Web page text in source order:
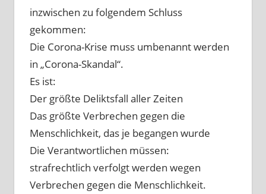
inzwischen zu folgendem Schluss
gekommen:
Die Corona-Krise muss umbenannt werden
in „Corona-Skandal“.
Es ist:
Der größte Deliktsfall aller Zeiten
Das größte Verbrechen gegen die
Menschlichkeit, das je begangen wurde
Die Verantwortlichen müssen:
strafrechtlich verfolgt werden wegen
Verbrechen gegen die Menschlichkeit.